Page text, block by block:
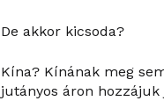
De akkor kicsoda?
Kína? Kínának meg
jutányos áron